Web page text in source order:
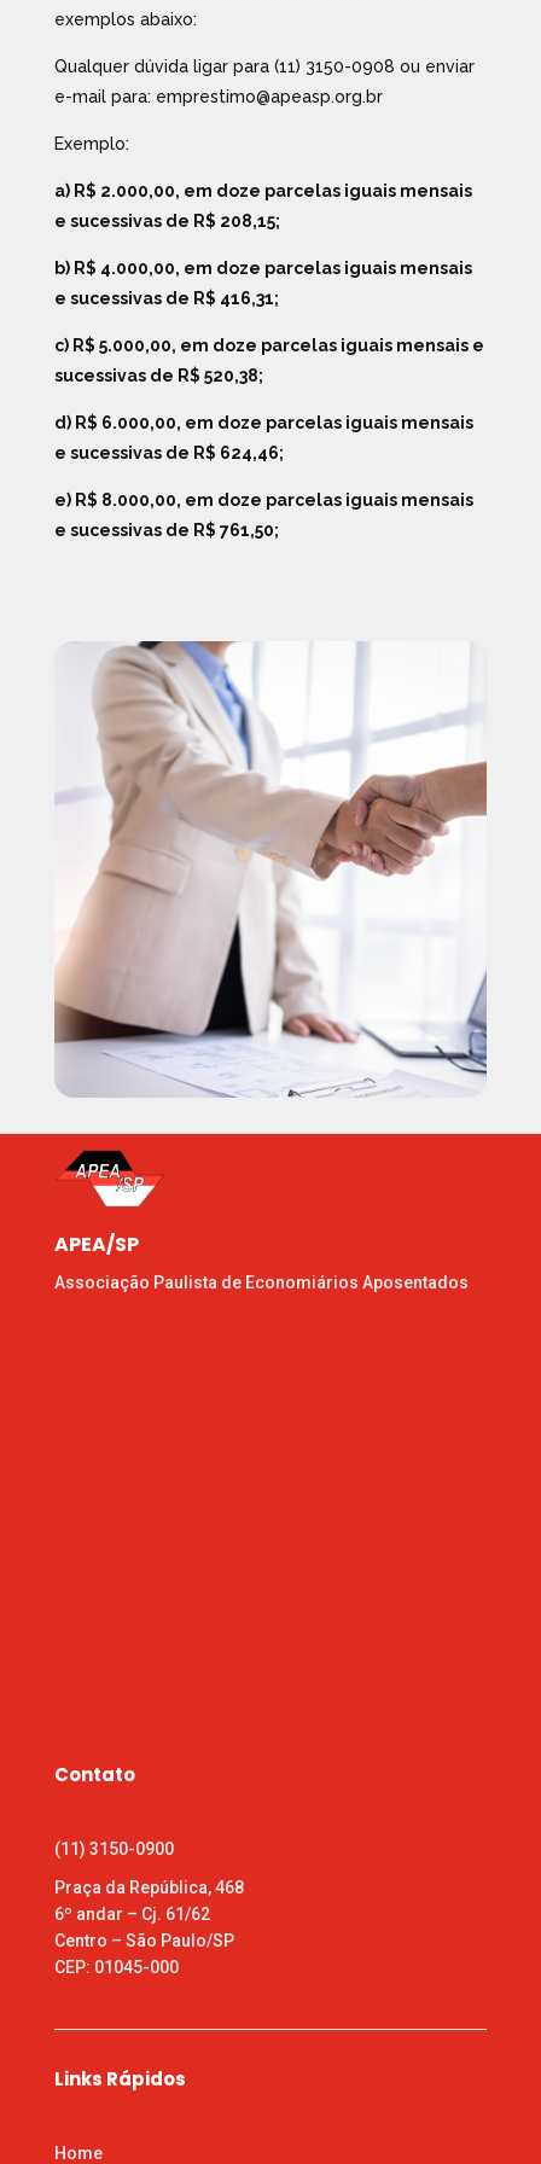
exemplos abaixo:
Qualquer dúvida ligar para (11) 3150-0908 ou enviar
e-mail para: emprestimo@apeasp.org.br
Exemplo:
a) R$ 2.000,00, em doze parcelas iguais mensais
e sucessivas de R$ 208,15;
b) R$ 4.000,00, em doze parcelas iguais mensais
e sucessivas de R$ 416,31;
c) R$ 5.000,00, em doze parcelas iguais mensais e
sucessivas de R$ 520,38;
d) R$ 6.000,00, em doze parcelas iguais mensais
e sucessivas de R$ 624,46;
e) R$ 8.000,00, em doze parcelas iguais mensais
e sucessivas de R$ 761,50;
APEA/SP
Associação Paulista de Economiários Aposentados
Contato
(11) 3150-0900
Praça da República, 468
6º andar – Cj. 61/62
Centro – São Paulo/SP
CEP: 01045-000
Links Rápidos
Home